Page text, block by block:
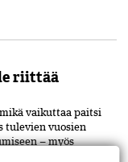
riittää
vaikuttaa paitsi
tulevien vuosien
– myös